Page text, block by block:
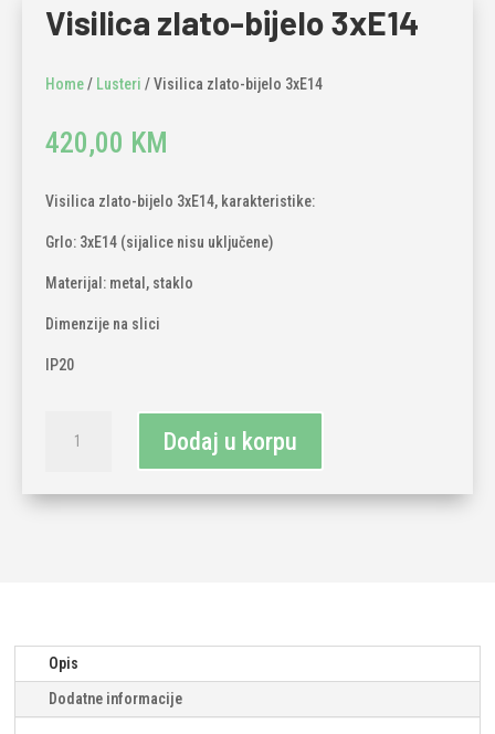
Visilica zlato-bijelo 3xE14
Home/ Lusteri / Visilica zlato-bijelo 3xE14
420,00 KM
Visilica zlato-bijelo 3xE14, karakteristike:
Grlo: 3xE14 (sijalice nisu uključene)
Materijal: metal, staklo
Dimenzije na slici
IP20
zlato-
3xE14
Dodaj u korpu
Opis
Dodatne informacije